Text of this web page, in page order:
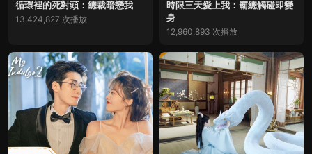
循環裡的死對頭：總裁暗戀我
13,424,827 次播放
時限三天愛上我：霸總觸碰即變
身
12,960,893 次播放